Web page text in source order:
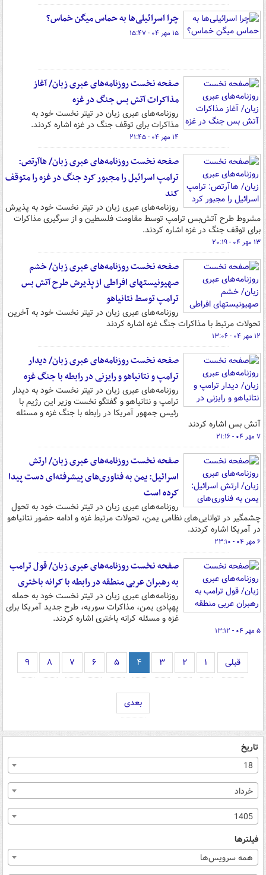
چرا اسرائیلی‌ها به حماس میگن خماس؟
۱۵ مهر ۰۴ - ۱۵:۴۷
صفحه نخست روزنامه‌های عبری زبان/ آغاز
مذاکرات آتش بس جنگ در غزه
روزنامه‌های عبری زبان در تیتر نخست خود به
مذاکرات برای توقف جنگ در غزه اشاره کردند.
۱۴ مهر ۰۴ - ۲۱:۴۵
صفحه نخست روزنامه‌های عبری زبان/ هاآرتص:
ترامپ اسرائیل را مجبور کرد جنگ در غزه را متوقف
کند
روزنامه‌های عبری زبان در تیتر نخست خود به پذیرش
مشروط طرح آتش‌بس ترامپ توسط مقاومت فلسطین و از سرگیری مذاکرات
برای توقف جنگ در غزه اشاره کردند.
۱۳ مهر ۰۴ - ۲۰:۱۹
صفحه نخست روزنامه‌های عبری زبان/ خشم
صهیونیست‎های افراطی از پذیرش طرح آتش بس
ترامپ توسط نتانیاهو
روزنامه‌های عبری زبان در تیتر نخست خود به آخرین
تحولات مرتبط با مذاکرات جنگ غزه اشاره کردند
۱۲ مهر ۰۴ - ۱۳:۰۶
صفحه نخست روزنامه‌های عبری زبان/ دیدار
ترامپ و نتانیاهو و رایزنی در رابطه با جنگ غزه
روزنامه‌های عبری زبان در تیتر نخست خود به دیدار
ترامپ و نتانیاهو و گفتگو نخست وزیر این رژیم با
رئیس جمهور آمریکا در رابطه با جنگ غزه و مسئله
آتش بس اشاره کردند
۷ مهر ۰۴ - ۲۱:۱۶
صفحه نخست روزنامه‌های عبری زبان/ ارتش
اسرائیل: یمن به فناوری‌های پیشرفته‌ای دست پیدا
کرده است
روزنامه‌های عبری زبان در تیتر نخست خود به تحول
چشمگیر در توانایی‌های نظامی یمن، تحولات مرتبط غزه و ادامه حضور نتانیاهو
در آمریکا اشاره کردند.
۶ مهر ۰۴ - ۲۳:۱۰
صفحه نخست روزنامه‌های عبری زبان/ قول ترامب
به رهبران عربی منطقه در رابطه با کرانه باختری
روزنامه‌های عبری زبان در تیتر نخست خود به حمله
پهپادی یمن، مذاکرات سوریه، طرح جدید آمریکا برای
غزه و مسئله کرانه باختری اشاره کردند.
۵ مهر ۰۴ - ۱۳:۱۲
قبلی ۱ ۲ ۳ ۴ ۵ ۶ ۷ ۸ ۹
بعدی
تاریخ
18
خرداد
1405
فیلترها
همه سرویس‌ها